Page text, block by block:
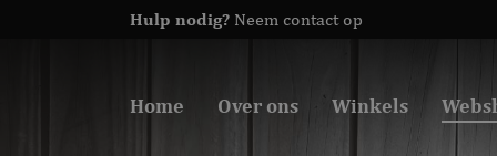
Hulp nodig? Neem contact op
Home Over ons Winkels